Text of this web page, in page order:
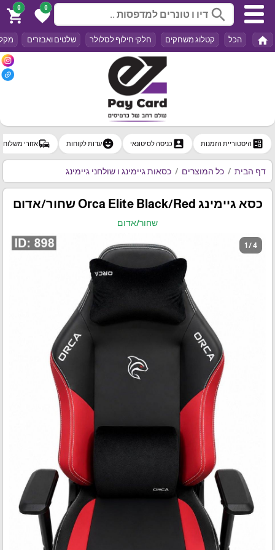
search
0
favorite
0
shopping_cart
home הכל קטלוג משחקים חלקי חילוף לסלולר שלטים ואבזרים
ballot היסטוריית הזמנות account_boxכניסה לסיטונאי emoji_emotionsעדות לקוחות commuteאזורי משלוח
דף הבית כל המוצרים כסאות גיימינג ו שולחני גיימינג
כסא גיימינג Orca Elite Black/Red שחור/אדום
שחור/אדום
1 / 4